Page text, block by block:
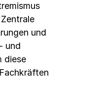
und
und
diese